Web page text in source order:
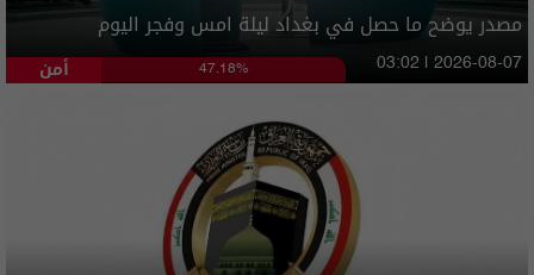
مصدر يوضح ما حصل في بغداد ليلة امس وفجر اليوم
أمن 47.18% 03:02 | 2026-08-07